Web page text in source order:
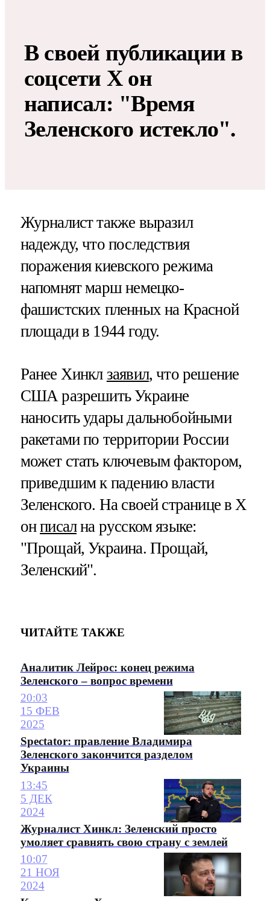
В своей публикации в
соцсети X он
написал: "Время
Зеленского истекло".
Журналист также выразил
надежду, что последствия
поражения киевского режима
напомнят марш немецко-
фашистских пленных на Красной
площади в 1944 году.
Ранее Хинкл заявил, что решение
США разрешить Украине
наносить удары дальнобойными
ракетами по территории России
может стать ключевым фактором,
приведшим к падению власти
Зеленского. На своей странице в X
онписална русском языке:
"Прощай, Украина. Прощай,
Зеленский".
ЧИТАЙТЕ ТАКЖЕ
Аналитик Лейрос: конец режима
Зеленского – вопрос времени
20:03
15 ФЕВ
2025
Spectator: правление Владимира
Зеленского закончится разделом
Украины
13:45
5 ДЕК
2024
Журналист Хинкл: Зеленский просто
умоляет сравнять свою страну с землей
10:07
21 НОЯ
2024